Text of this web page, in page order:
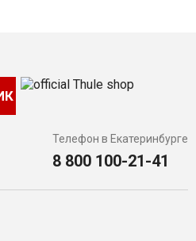
Телефон в Екатеринбурге
8 800 100-21-41